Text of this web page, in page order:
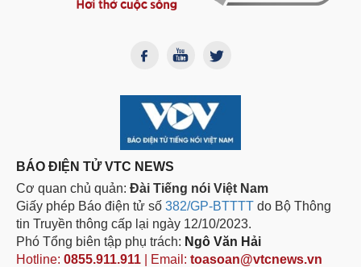
BÁO ĐIỆN TỬ VTC NEWS
Cơ quan chủ quản: Đài Tiếng nói Việt Nam
Giấy phép Báo điện tử số 382/GP-BTTTT do Bộ Thông
tin Truyền thông cấp lại ngày 12/10/2023.
Phó Tổng biên tập phụ trách: Ngô Văn Hải
Hotline: 0855.911.911 | Email: toasoan@vtcnews.vn